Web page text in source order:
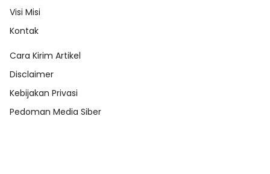
Visi Misi
Kontak
Cara Kirim Artikel
Disclaimer
Kebijakan Privasi
Pedoman Media Siber